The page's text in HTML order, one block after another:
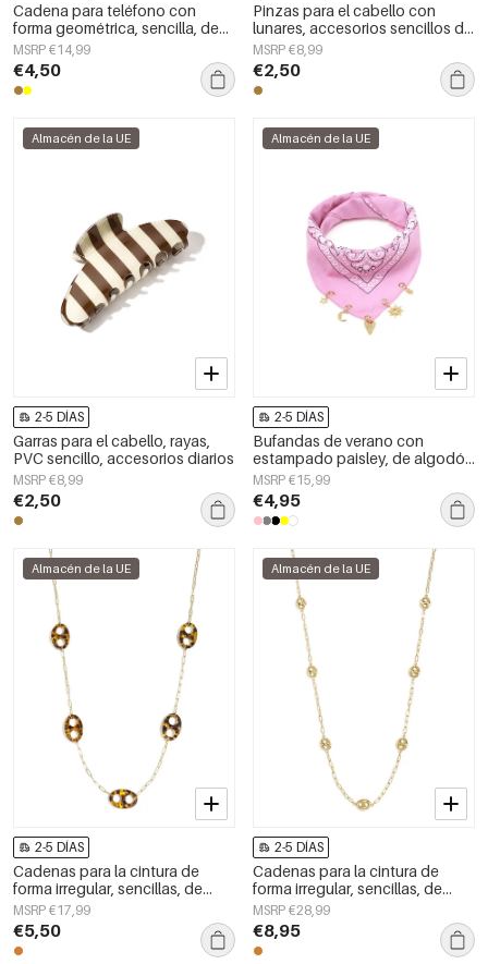
Cadena para teléfono con
forma geométrica, sencilla, de
acrílico, accesorio de uso
diario.
MSRP €14,99
€4,50
Pinzas para el cabello con
lunares, accesorios sencillos de
PVC para uso diario
MSRP €8,99
€2,50
Almacén de la UE
2-5 DÍAS
Garras para el cabello, rayas,
PVC sencillo, accesorios diarios
MSRP €8,99
€2,50
Almacén de la UE
2-5 DÍAS
Bufandas de verano con
estampado paisley, de algodón
clásico, accesorios para el día a
día.
MSRP €15,99
€4,95
Almacén de la UE
2-5 DÍAS
Cadenas para la cintura de
forma irregular, sencillas, de
acero inoxidable, accesorios de
uso diario.
MSRP €17,99
€5,50
Almacén de la UE
2-5 DÍAS
Cadenas para la cintura de
forma irregular, sencillas, de
acero inoxidable, accesorios de
uso diario.
MSRP €28,99
€8,95